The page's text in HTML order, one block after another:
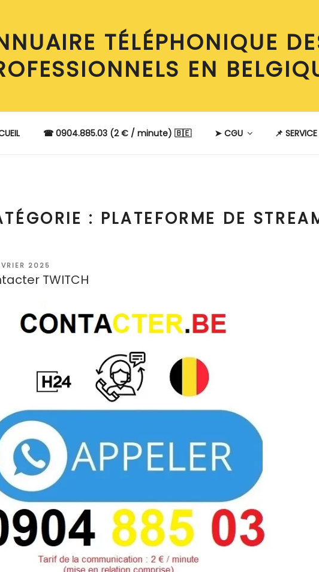
TÉLÉPHONIQUE
EN
☎ 0904.885.03 (2 € / minute) 🇧🇪 ➤ CGU 📌
: PLATEFORME DE
2025
TWITCH